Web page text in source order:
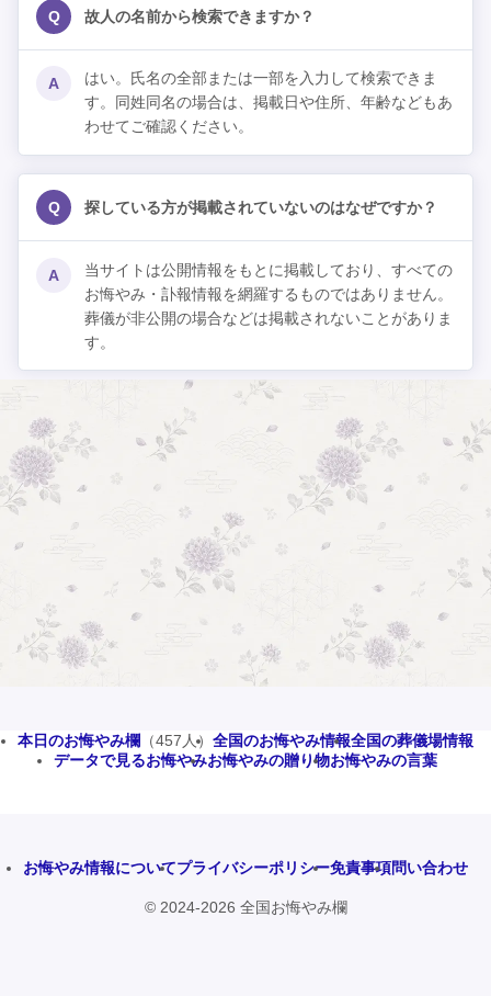
Q 故人の名前から検索できますか？
A
はい。氏名の全部または一部を入力して検索できま
す。同姓同名の場合は、掲載日や住所、年齢などもあ
わせてご確認ください。
Q 探している方が掲載されていないのはなぜですか？
A
当サイトは公開情報をもとに掲載しており、すべての
お悔やみ・訃報情報を網羅するものではありません。
葬儀が非公開の場合などは掲載されないことがありま
す。
本日のお悔やみ欄 （457人） 全国のお悔やみ情報全国の葬儀場情報
データで見るお悔やみお悔やみの贈り物お悔やみの言葉
お悔やみ情報についてプライバシーポリシー免責事項問い合わせ
© 2024-2026 全国お悔やみ欄